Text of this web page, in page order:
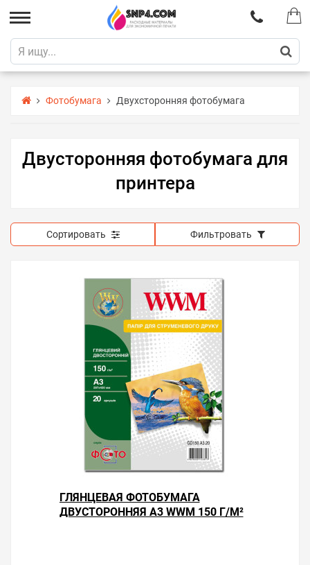
Фотобумага Двухсторонняя фотобумага
Двусторонняя фотобумага для
принтера
Сортировать Фильтровать
ГЛЯНЦЕВАЯ ФОТОБУМАГА
ДВУСТОРОННЯЯ А3 WWM 150 Г/М²